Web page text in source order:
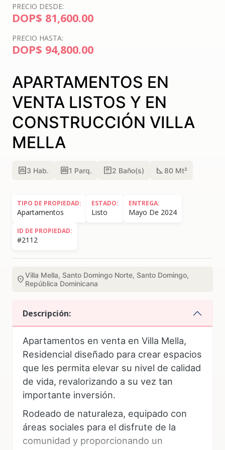
PRECIO DESDE:
DOP$ 81,600.00
PRECIO HASTA:
DOP$ 94,800.00
APARTAMENTOS EN
VENTA LISTOS Y EN
CONSTRUCCIÓN VILLA
MELLA
bedroom_parent3 Hab. garage1 Parq. bathroom2 Baño(s) square_foot 80 Mt²
TIPO DE PROPIEDAD:
Apartamentos
ESTADO:
Listo
ENTREGA:
Mayo De 2024
ID DE PROPIEDAD:
#2112
location_onVilla Mella, Santo Domingo Norte, Santo Domingo,
República Dominicana
Descripción:
Apartamentos en venta en Villa Mella,
Residencial diseñado para crear espacios
que les permita elevar su nivel de calidad
de vida, revalorizando a su vez tan
importante inversión.
Rodeado de naturaleza, equipado con
áreas sociales para el disfrute de la
comunidad y proporcionando un